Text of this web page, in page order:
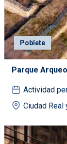
Poblete
Parque
Actividad
Ciudad Real